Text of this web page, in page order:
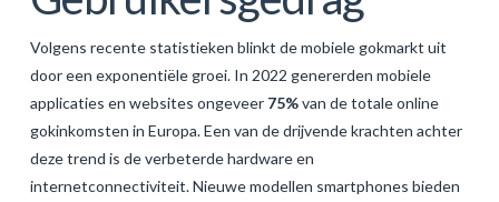
Volgens recente statistieken blinkt de mobiele gokmarkt uit
door een exponentiële groei. In 2022 genererden mobiele
applicaties en websites ongeveer 75%van de totale online
gokinkomsten in Europa. Een van de drijvende krachten achter
deze trend is de verbeterde hardware en
internetconnectiviteit. Nieuwe modellen smartphones bieden